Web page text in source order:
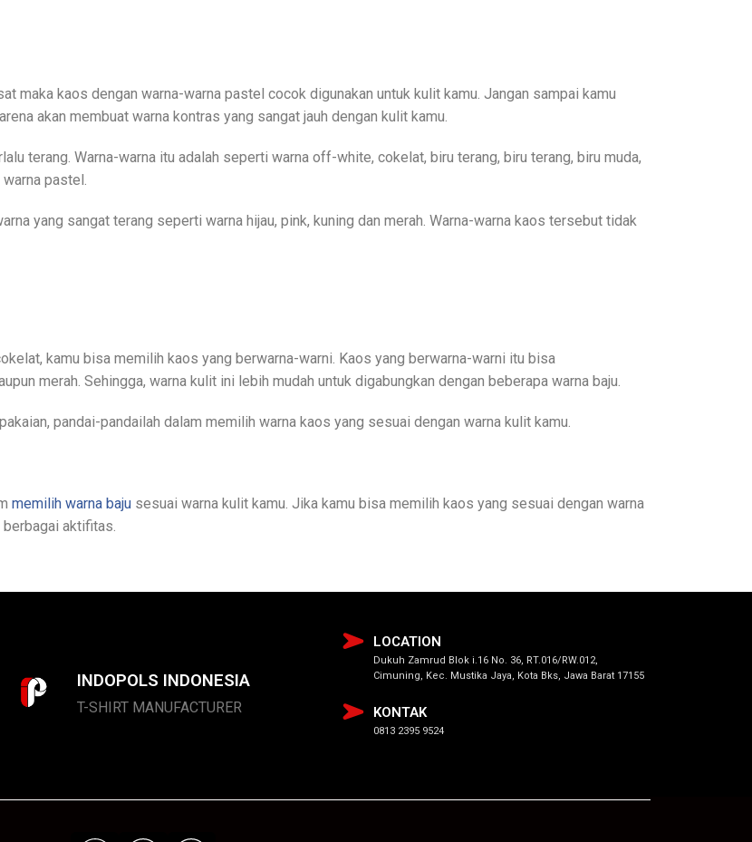
maka kaos dengan warna-warna pastel cocok digunakan untuk kulit kamu. Jangan sampai kamu
akan membuat warna kontras yang sangat jauh dengan kulit kamu.
terang. Warna-warna itu adalah seperti warna off-white, cokelat, biru terang, biru terang, biru muda,
pastel.
yang sangat terang seperti warna hijau, pink, kuning dan merah. Warna-warna kaos tersebut tidak
kamu bisa memilih kaos yang berwarna-warni. Kaos yang berwarna-warni itu bisa
merah. Sehingga, warna kulit ini lebih mudah untuk digabungkan dengan beberapa warna baju.
pandai-pandailah dalam memilih warna kaos yang sesuai dengan warna kulit kamu.
memilih warna baju sesuai warna kulit kamu. Jika kamu bisa memilih kaos yang sesuai dengan warna
aktifitas.
INDOPOLS INDONESIA
T-SHIRT MANUFACTURER
LOCATION
Dukuh Zamrud Blok i.16 No. 36, RT.016/RW.012,
Cimuning, Kec. Mustika Jaya, Kota Bks, Jawa Barat 17155
KONTAK
0813 2395 9524